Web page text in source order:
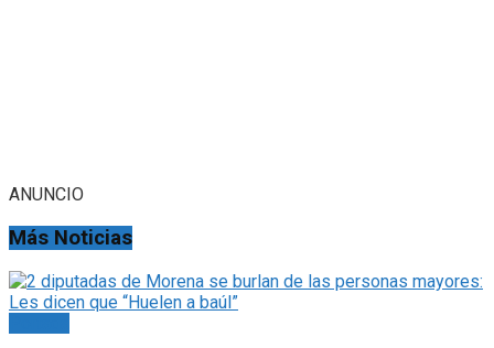
ANUNCIO
Más Noticias